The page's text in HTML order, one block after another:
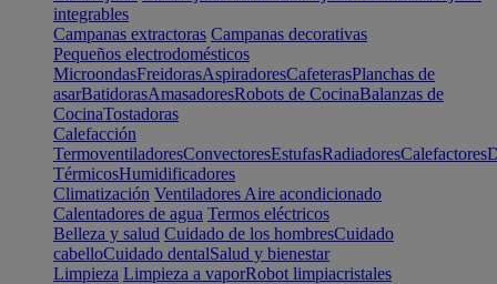
integrables
Campanas extractoras Campanas decorativas
Pequeños electrodomésticos
MicroondasFreidorasAspiradoresCafeterasPlanchas de
asarBatidorasAmasadoresRobots de CocinaBalanzas de
CocinaTostadoras
Calefacción
TermoventiladoresConvectoresEstufasRadiadoresCalefactores
TérmicosHumidificadores
Climatización Ventiladores Aire acondicionado
Calentadores de agua Termos eléctricos
Belleza y salud Cuidado de los hombresCuidado
cabelloCuidado dentalSalud y bienestar
Limpieza Limpieza a vaporRobot limpiacristales